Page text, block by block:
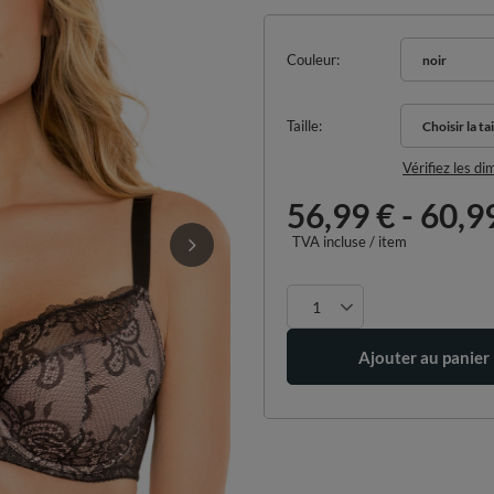
Couleur noir
Taille Choisir la
Choisir la
Vérifiez les
56,99 €-
TVA incluse/ item
Ajouter au panier